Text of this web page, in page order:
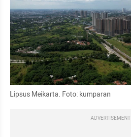
Lipsus Meikarta. Foto: kumparan
ADVERTISEMENT